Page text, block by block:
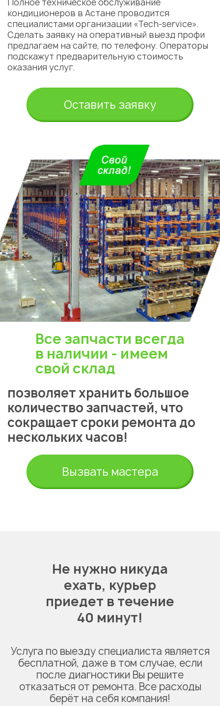
Полное техническое обслуживание
кондиционеров в Астане проводится
специалистами организации «Tech-service».
Сделать заявку на оперативный выезд профи
предлагаем на сайте, по телефону. Операторы
подскажут предварительную стоимость
оказания услуг.
Оставить заявку
Все запчасти всегда
в наличии - имеем
свой склад
позволяет хранить большое
количество запчастей, что
сокращает сроки ремонта до
нескольких часов!
Вызвать мастера
Не нужно никуда
ехать, курьер
приедет в течение
40 минут!
Услуга по выезду специалиста является
бесплатной, даже в том случае, если
после диагностики Вы решите
отказаться от ремонта. Все расходы
берёт на себя компания!
Укажите из какого вы
города
Алматы